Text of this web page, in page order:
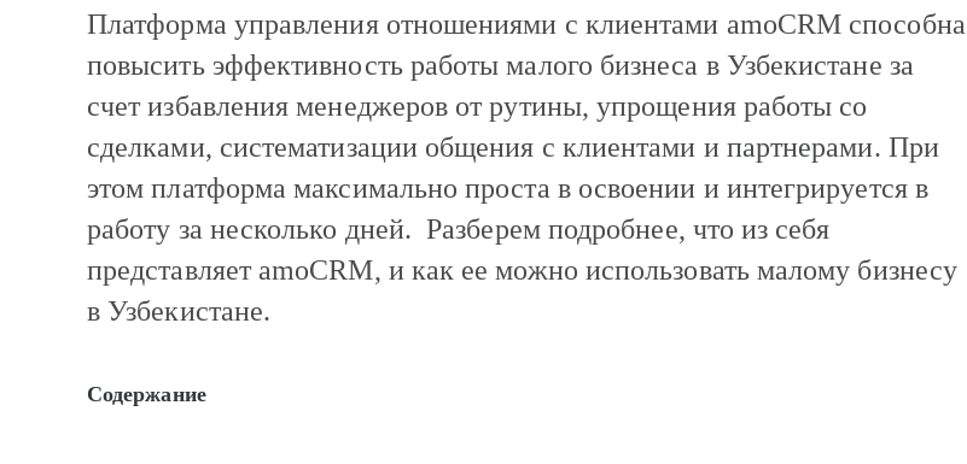
Платформа управления отношениями с клиентами amoCRM способна
повысить эффективность работы малого бизнеса в Узбекистане за
счет избавления менеджеров от рутины, упрощения работы со
сделками, систематизации общения с клиентами и партнерами. При
этом платформа максимально проста в освоении и интегрируется в
работу за несколько дней. Разберем подробнее, что из себя
представляет amoCRM, и как ее можно использовать малому бизнесу
в Узбекистане.
Содержание